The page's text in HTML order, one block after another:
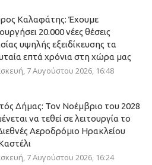
Καλαφάτης: Έχουμε
20.000 νέες θέσεις
υψηλής εξειδίκευσης τα
επτά χρόνια στη χώρα μας
7 Αυγούστου 2026, 16:48
Δήμας: Τον Νοέμβριο του 2028
να τεθεί σε λειτουργία το
Αεροδρόμιο Ηρακλείου
7 Αυγούστου 2026, 16:24